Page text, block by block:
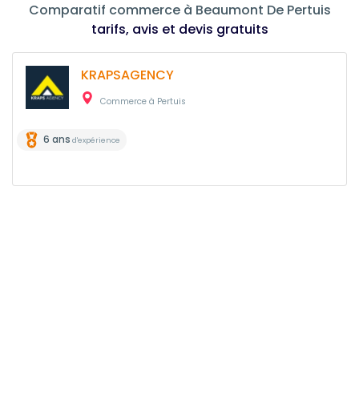
Comparatif commerce à Beaumont De Pertuis
tarifs, avis et devis gratuits
KRAPSAGENCY
Commerce à Pertuis
6 ans d'expérience